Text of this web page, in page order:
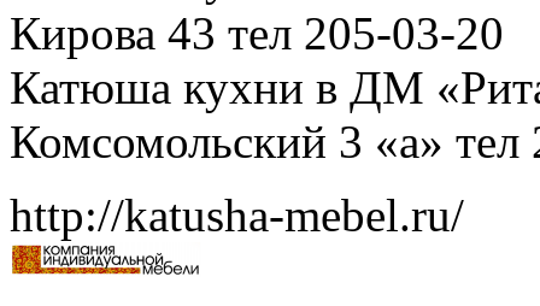
Кирова 43 тел 205-03-20
Катюша кухни в ДМ
Комсомольский 3 «а» тел
http://katusha-mebel.ru/